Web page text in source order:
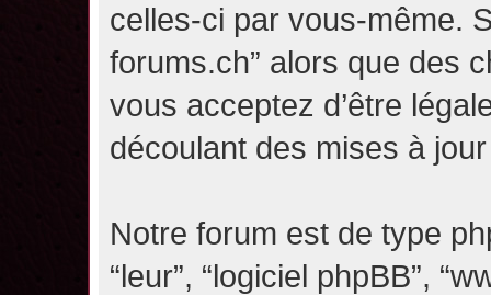
celles-ci par vous-même.
forums.ch” alors que des
vous acceptez d’être
découlant des mises à
Notre forum est de type
“leur”, “logiciel phpBB”,